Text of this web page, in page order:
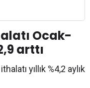
Ocak-
arttı
yıllık %4,2 aylık